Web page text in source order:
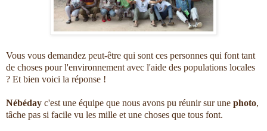
Vous vous demandez peut-être qui sont ces personnes qui font tant
de choses pour l'environnement avec l'aide des populations locales
? Et bien voici la réponse !
Nébéday c'est une équipe que nous avons pu réunir sur une photo,
tâche pas si facile vu les mille et une choses que tous font.